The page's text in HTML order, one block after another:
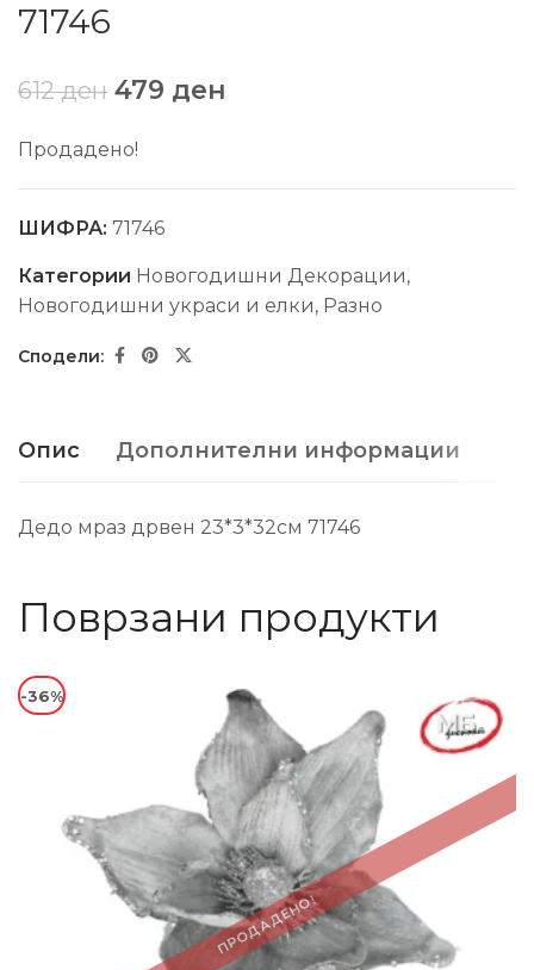
71746
612ден 479 ден
Продадено!
ШИФРА: 71746
Категории Новогодишни Декорации,
Новогодишни украси и елки, Разно
Опис Дополнителни информации
Дедо мраз дрвен 23*3*32см 71746
Поврзани продукти
ПРОДАДЕНО!
-36%